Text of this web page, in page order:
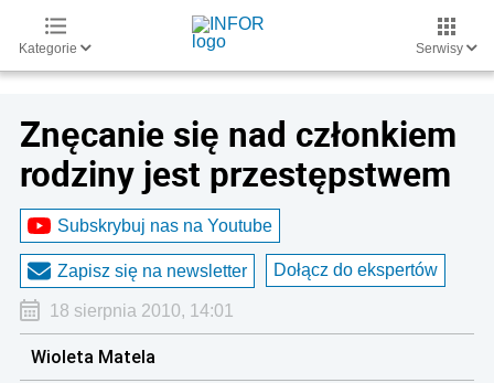
Kategorie Serwisy
Znęcanie się nad członkiem
rodziny jest przestępstwem
Subskrybuj nas na Youtube
Zapisz się na newsletter Dołącz do ekspertów
18 sierpnia 2010, 14:01
Wioleta Matela